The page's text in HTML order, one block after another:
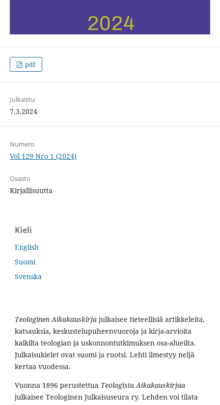
pdf
Julkaistu
7.3.2024
Numero
Vol 129 Nro 1 (2024)
Osasto
Kirjallisuutta
Kieli
English
Suomi
Svenska
Teologinen Aikakauskirja julkaisee tieteellisiä artikkeleita,
katsauksia, keskustelupuheenvuoroja ja kirja-arvioita
kaikilta teologian ja uskonnontutkimuksen osa-alueilta.
Julkaisukielet ovat suomi ja ruotsi. Lehti ilmestyy neljä
kertaa vuodessa.
Vuonna 1896 perustettua Teologista Aikakauskirjaa
julkaisee Teologinen Julkaisuseura ry. Lehden voi tilata